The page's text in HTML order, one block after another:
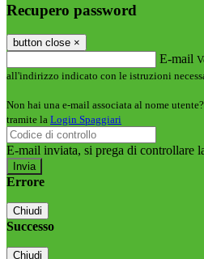
Recupero password
button close ×
E-mail
all'indirizzo indicato con le istruzioni
Non hai una e-mail associata al nome
tramite la Login Spaggiari
E-mail inviata, si prega di controllare
Errore
Chiudi
Successo
Chiudi